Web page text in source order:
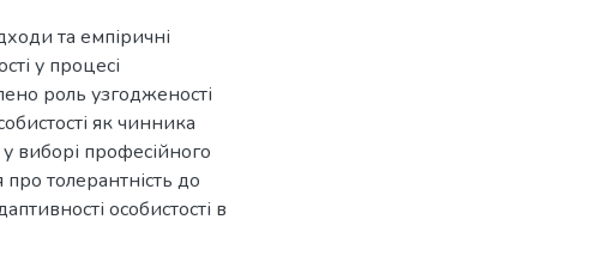
та емпіричні
у процесі
роль узгодженості
як чинника
виборі професійного
толерантність до
особистості в